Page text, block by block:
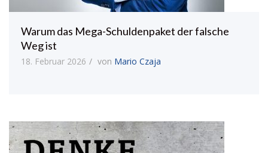
Warum das Mega-Schuldenpaket der falsche
Weg ist
18. Februar 2026 von Mario Czaja